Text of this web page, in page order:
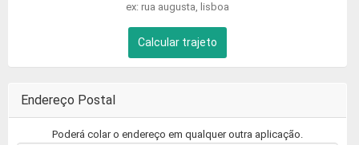
ex: rua augusta, lisboa
Calcular trajeto
Endereço Postal
Poderá colar o endereço em qualquer outra aplicação.